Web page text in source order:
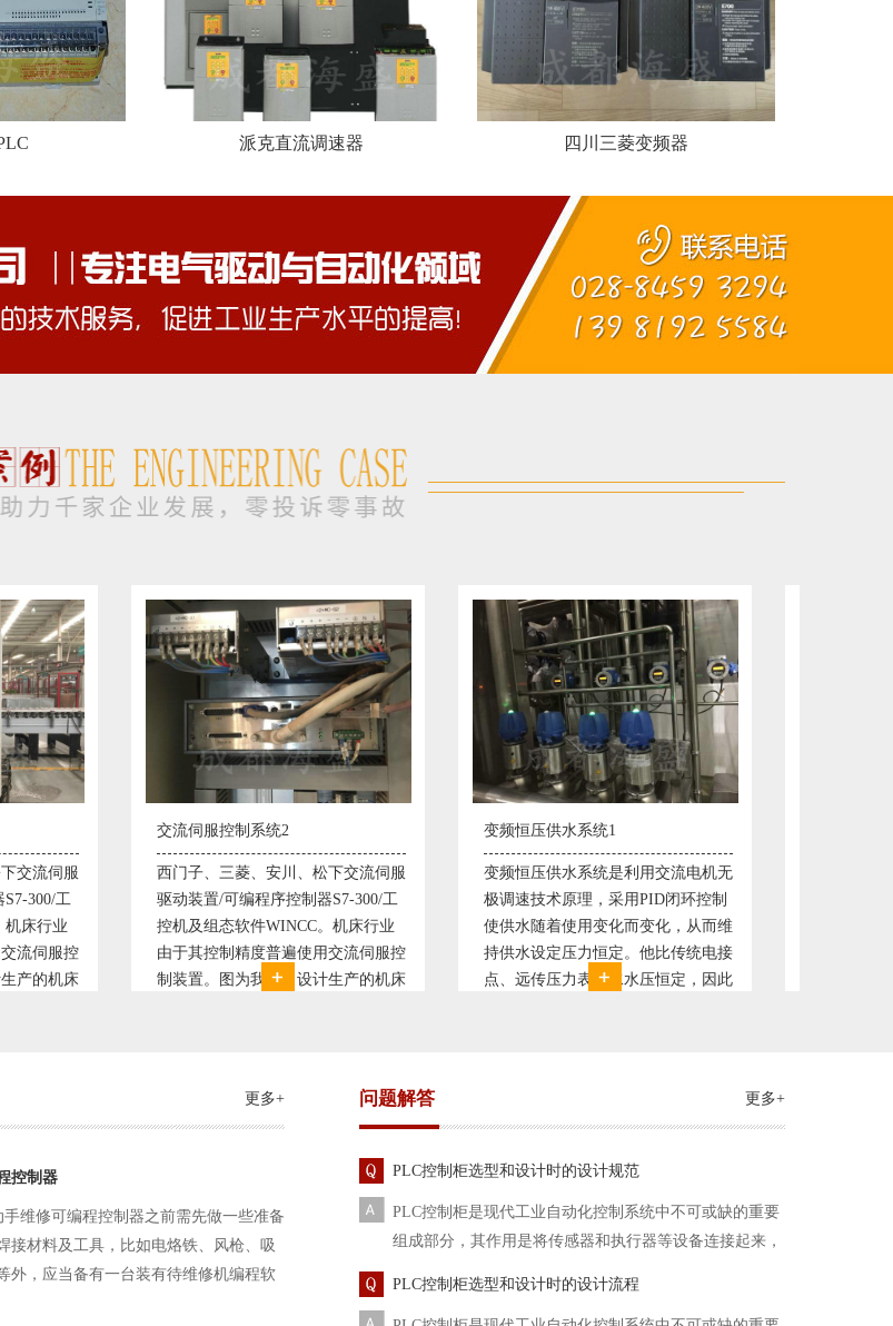
派克直流调速器 四川三菱变频器
松下交流伺服
器S7-300/工
。机床行业
用交流伺服控
计生产的机床
变频恒压供水系统1
变频恒压供水系统是利用交流电机无
极调速技术原理，采用PID闭环控制
使供水随着使用变化而变化，从而维
持供水设定压力恒定。他比传统电接
点、远传压力表供水水压恒定，因此
直流调速控制系统1
西门子6RA70直流驱动装置/欧陆
590P直流调速装置/可编程序控制器
S7-300，S7-400/工控机及组态软件
WINCC 冶金行业由于其控制复杂性
普遍使用直流驱动装置，图为我公司
更多+
控制器
手维修可编程控制器之前需先做一些准备
接材料及工具，比如电烙铁、风枪、吸
外，应当备有一台装有待维修机编程软
一是由于待修机常常是从工作系统中拆
问题解答 更多+
PLC控制柜选型和设计时的设计规范
PLC控制柜是现代工业自动化控制系统中不可或缺的重要
组成部分，其作用是将传感器和执行器等设备连接起来，
PLC控制柜选型和设计时的设计流程